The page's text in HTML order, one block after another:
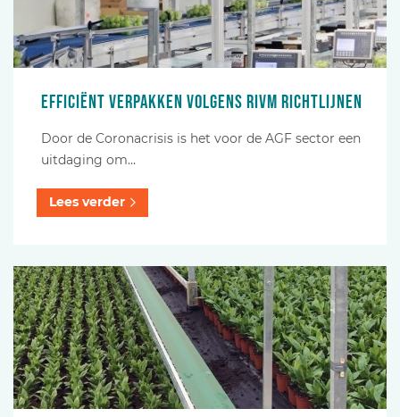
Efficiënt verpakken volgens RIVM richtlijnen
Door de Coronacrisis is het voor de AGF sector een
uitdaging om…
Lees verder